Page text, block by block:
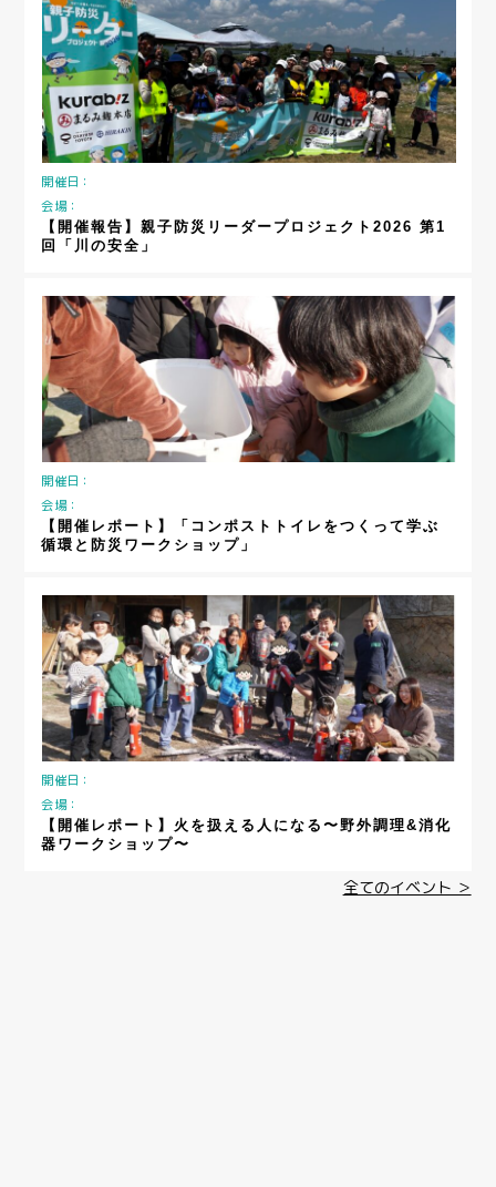
開催日：
会場：
【開催報告】親子防災リーダープロジェクト2026 第1
回「川の安全」
開催日：
会場：
【開催レポート】「コンポストトイレをつくって学ぶ
循環と防災ワークショップ」
開催日：
会場：
【開催レポート】火を扱える人になる〜野外調理&消化
器ワークショップ〜
全てのイベント ＞